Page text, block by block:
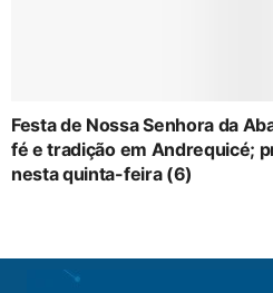
Festa de Nossa Senhora da
fé e tradição em Andrequicé;
nesta quinta-feira (6)